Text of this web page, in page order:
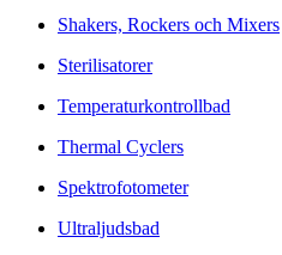
Shakers, Rockers och Mixers
Sterilisatorer
Temperaturkontrollbad
Thermal Cyclers
Spektrofotometer
Ultraljudsbad